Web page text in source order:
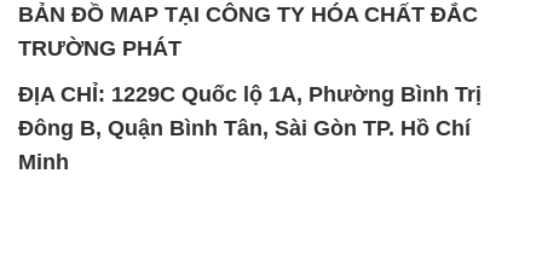
BẢN ĐỒ MAP TẠI CÔNG TY HÓA CHẤT ĐẮC
TRƯỜNG PHÁT
ĐỊA CHỈ: 1229C Quốc lộ 1A, Phường Bình Trị
Đông B, Quận Bình Tân, Sài Gòn TP. Hồ Chí
Minh